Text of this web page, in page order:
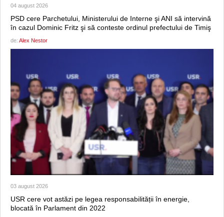
04 august 2026
PSD cere Parchetului, Ministerului de Interne şi ANI să intervină
în cazul Dominic Fritz şi să conteste ordinul prefectului de Timiş
de: Alex Nestor
03 august 2026
USR cere vot astăzi pe legea responsabilității în energie,
blocată în Parlament din 2022